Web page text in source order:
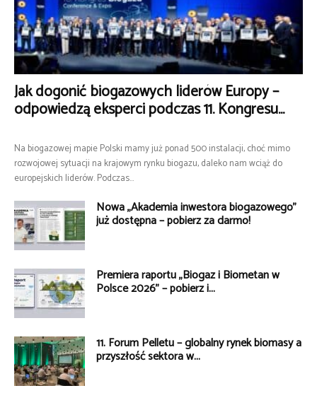
Jak dogonić biogazowych liderów Europy –
odpowiedzą eksperci podczas 11. Kongresu...
Na biogazowej mapie Polski mamy już ponad 500 instalacji, choć mimo
rozwojowej sytuacji na krajowym rynku biogazu, daleko nam wciąż do
europejskich liderów. Podczas...
Nowa „Akademia inwestora biogazowego”
już dostępna – pobierz za darmo!
Premiera raportu „Biogaz i Biometan w
Polsce 2026” – pobierz i...
11. Forum Pelletu – globalny rynek biomasy a
przyszłość sektora w...